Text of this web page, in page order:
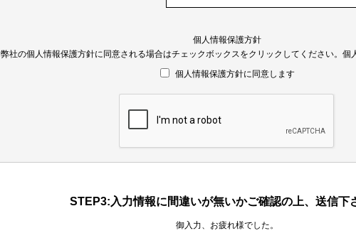
個人情報保護方針
弊社の個人情報保護方針に同意される場合はチェックボックスをクリックしてください。個
個人情報保護方針に同意します
STEP3:入力情報に間違いが無いかご確認の上、送信下
御入力、お疲れ様でした。